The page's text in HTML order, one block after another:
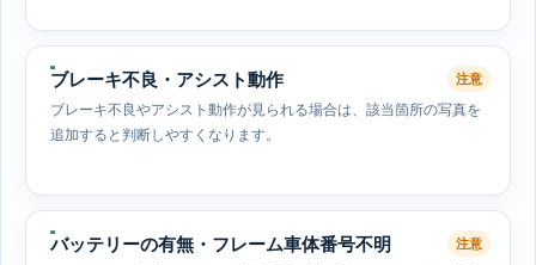
ブレーキ不良・アシスト動作 注意
ブレーキ不良やアシスト動作が見られる場合は、該当箇所の写真を
追加すると判断しやすくなります。
バッテリーの有無・フレーム車体番号不明 注意